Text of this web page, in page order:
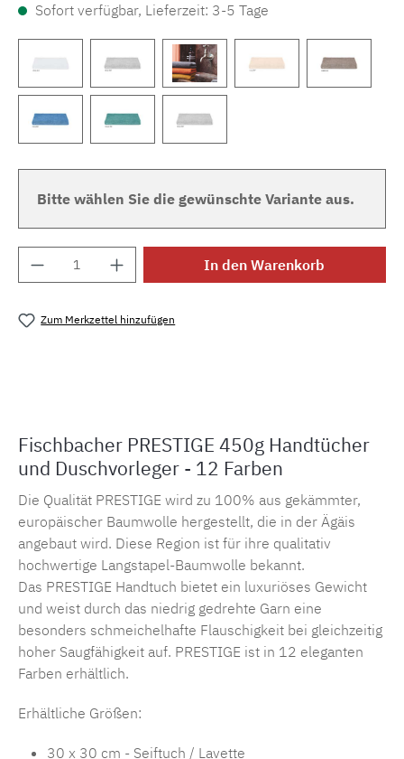
Sofort verfügbar, Lieferzeit: 3-5 Tage
Bitte wählen Sie die gewünschte Variante aus.
Produkt Anzahl: Gib den gewünschten
In den Warenkorb
Zum Merkzettel hinzufügen
Fischbacher PRESTIGE 450g Handtücher
und Duschvorleger - 12 Farben
Die Qualität PRESTIGE wird zu 100% aus gekämmter,
europäischer Baumwolle hergestellt, die in der Ägäis
angebaut wird. Diese Region ist für ihre qualitativ
hochwertige Langstapel-Baumwolle bekannt.
Das PRESTIGE Handtuch bietet ein luxuriöses Gewicht
und weist durch das niedrig gedrehte Garn eine
besonders schmeichelhafte Flauschigkeit bei gleichzeitig
hoher Saugfähigkeit auf. PRESTIGE ist in 12 eleganten
Farben erhältlich.
Erhältliche Größen:
30 x 30 cm - Seiftuch / Lavette